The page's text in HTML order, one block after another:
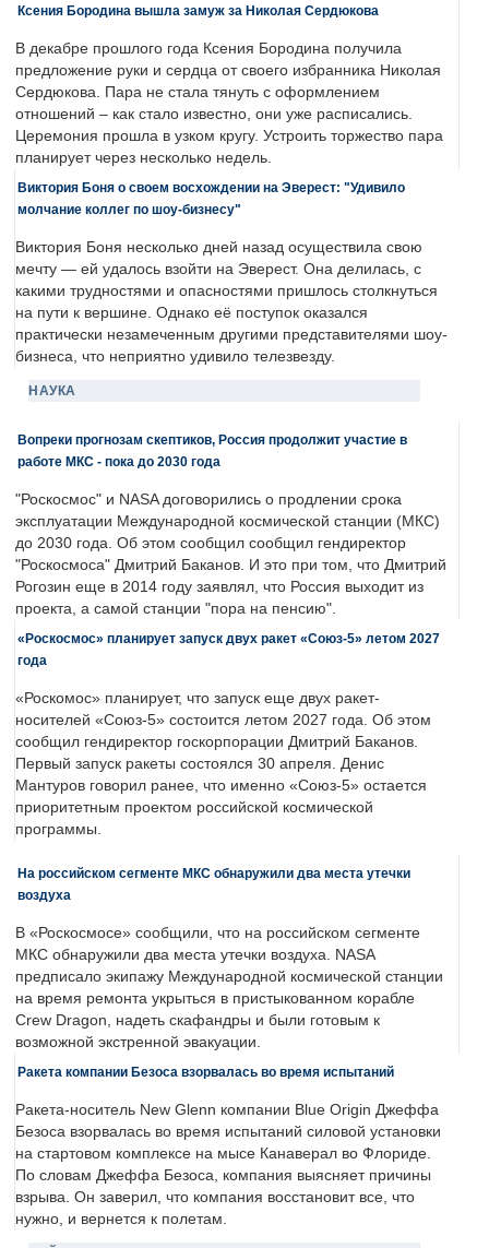
Ксения Бородина вышла замуж за Николая Сердюкова
В декабре прошлого года Ксения Бородина получила
предложение руки и сердца от своего избранника Николая
Сердюкова. Пара не стала тянуть с оформлением
отношений – как стало известно, они уже расписались.
Церемония прошла в узком кругу. Устроить торжество пара
планирует через несколько недель.
Виктория Боня о своем восхождении на Эверест: "Удивило
молчание коллег по шоу-бизнесу"
Виктория Боня несколько дней назад осуществила свою
мечту — ей удалось взойти на Эверест. Она делилась, с
какими трудностями и опасностями пришлось столкнуться
на пути к вершине. Однако её поступок оказался
практически незамеченным другими представителями шоу-
бизнеса, что неприятно удивило телезвезду.
НАУКА
Вопреки прогнозам скептиков, Россия продолжит участие в
работе МКС - пока до 2030 года
"Роскосмос" и NASA договорились о продлении срока
эксплуатации Международной космической станции (МКС)
до 2030 года. Об этом сообщил сообщил гендиректор
"Роскосмоса" Дмитрий Баканов. И это при том, что Дмитрий
Рогозин еще в 2014 году заявлял, что Россия выходит из
проекта, а самой станции "пора на пенсию".
«Роскосмос» планирует запуск двух ракет «Союз-5» летом 2027
года
«Роскомос» планирует, что запуск еще двух ракет-
носителей «Союз-5» состоится летом 2027 года. Об этом
сообщил гендиректор госкорпорации Дмитрий Баканов.
Первый запуск ракеты состоялся 30 апреля. Денис
Мантуров говорил ранее, что именно «Союз-5» остается
приоритетным проектом российской космической
программы.
На российском сегменте МКС обнаружили два места утечки
воздуха
В «Роскосмосе» сообщили, что на российском сегменте
МКС обнаружили два места утечки воздуха. NASA
предписало экипажу Международной космической станции
на время ремонта укрыться в пристыкованном корабле
Crew Dragon, надеть скафандры и были готовым к
возможной экстренной эвакуации.
Ракета компании Безоса взорвалась во время испытаний
Ракета-носитель New Glenn компании Blue Origin Джеффа
Безоса взорвалась во время испытаний силовой установки
на стартовом комплексе на мысе Канаверал во Флориде.
По словам Джеффа Безоса, компания выясняет причины
взрыва. Он заверил, что компания восстановит все, что
нужно, и вернется к полетам.